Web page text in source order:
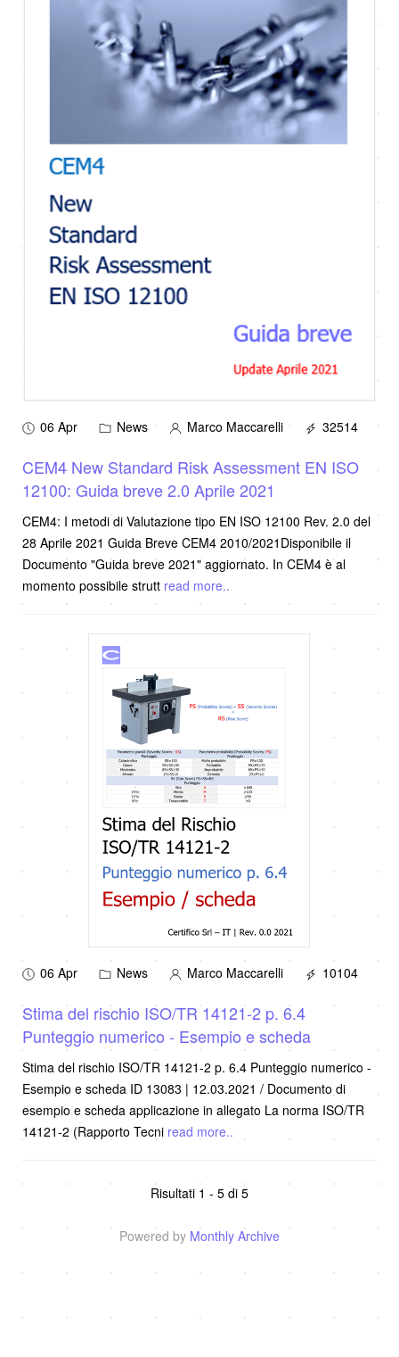
06 Apr News Marco Maccarelli 32514
CEM4 New Standard Risk Assessment EN ISO
12100: Guida breve 2.0 Aprile 2021
CEM4: I metodi di Valutazione tipo EN ISO 12100 Rev. 2.0 del
28 Aprile 2021 Guida Breve CEM4 2010/2021Disponibile il
Documento "Guida breve 2021" aggiornato. In CEM4 è al
momento possibile strutt read more..
06 Apr News Marco Maccarelli 10104
Stima del rischio ISO/TR 14121-2 p. 6.4
Punteggio numerico - Esempio e scheda
Stima del rischio ISO/TR 14121-2 p. 6.4 Punteggio numerico -
Esempio e scheda ID 13083 | 12.03.2021 / Documento di
esempio e scheda applicazione in allegato La norma ISO/TR
14121-2 (Rapporto Tecni read more..
Risultati 1 - 5 di 5
Powered by Monthly Archive